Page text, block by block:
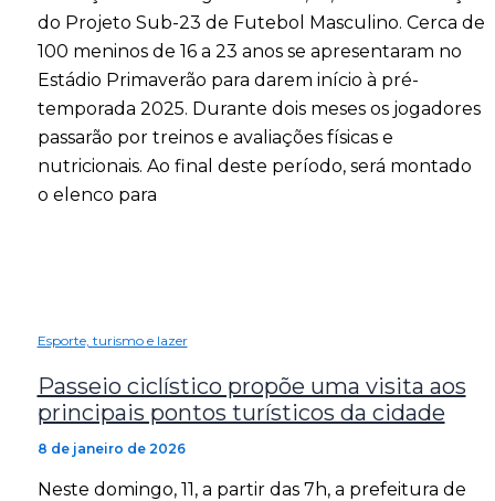
do Projeto Sub-23 de Futebol Masculino. Cerca de
100 meninos de 16 a 23 anos se apresentaram no
Estádio Primaverão para darem início à pré-
temporada 2025. Durante dois meses os jogadores
passarão por treinos e avaliações físicas e
nutricionais. Ao final deste período, será montado
o elenco para
Esporte, turismo e lazer
Passeio ciclístico propõe uma visita aos
principais pontos turísticos da cidade
8 de janeiro de 2026
Neste domingo, 11, a partir das 7h, a prefeitura de